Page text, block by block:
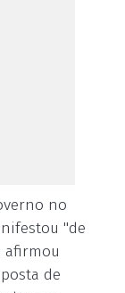
no
"de
afirmou
de